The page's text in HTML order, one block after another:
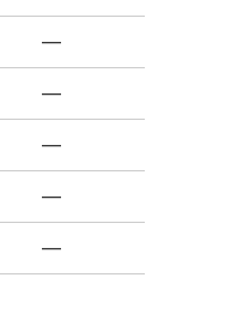
—
—
—
—
—